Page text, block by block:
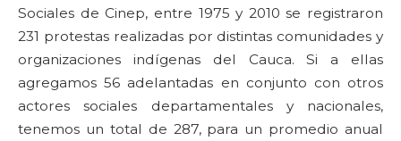
Sociales de Cinep, entre 1975 y 2010 se registraron
231 protestas realizadas por distintas comunidades y
organizaciones indígenas del Cauca. Si a ellas
agregamos 56 adelantadas en conjunto con otros
actores sociales departamentales y nacionales,
tenemos un total de 287, para un promedio anual